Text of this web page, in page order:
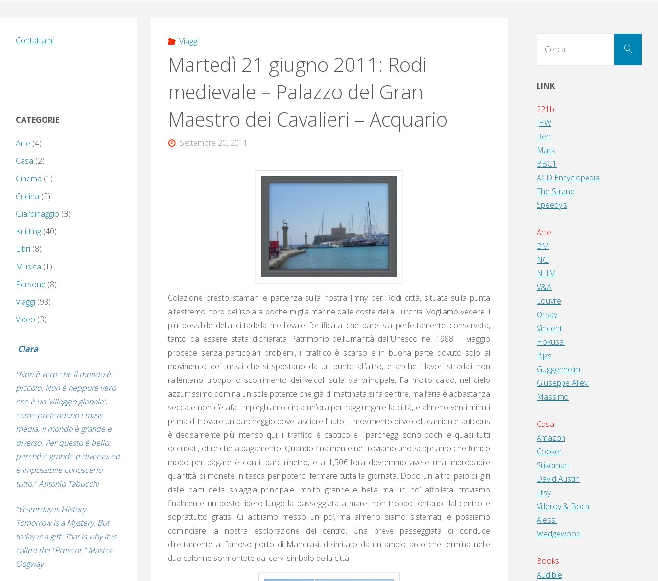
Viaggi
Martedì 21 giugno 2011: Rodi
medievale – Palazzo del Gran
Maestro dei Cavalieri – Acquario
Settembre 20, 2011
Colazione presto stamani e partenza sulla nostra Jimny per Rodi città, situata sulla punta
all’estremo nord dell’isola a poche miglia marine dalle coste della Turchia. Vogliamo vedere il
più possibile della cittadella medievale fortificata che pare sia perfettamente conservata,
tanto da essere stata dichiarata Patrimonio dell’Umanità dall’Unesco nel 1988. Il viaggio
procede senza particolari problemi, il traffico è scarso e in buona parte dovuto solo al
movimento dei turisti che si spostano da un punto all’altro, e anche i lavori stradali non
rallentano troppo lo scorrimento dei veicoli sulla via principale. Fa molto caldo, nel cielo
azzurrissimo domina un sole potente che già di mattinata si fa sentire, ma l’aria è abbastanza
secca e non c’è afa. Impieghiamo circa un’ora per raggiungere la città, e almeno venti minuti
prima di trovare un parcheggio dove lasciare l’auto. Il movimento di veicoli, camion e autobus
è decisamente più intenso qui, il traffico è caotico e i parcheggi sono pochi e quasi tutti
occupati, oltre che a pagamento. Quando finalmente ne troviamo uno scopriamo che l’unico
modo per pagare è con il parchimetro, e a 1,50€ l’ora dovremmo avere una improbabile
quantità di monete in tasca per poterci fermare tutta la giornata. Dopo un altro paio di giri
dalle parti della spiaggia principale, molto grande e bella ma un po’ affollata, troviamo
finalmente un posto libero lungo la passeggiata a mare, non troppo lontano dal centro e
soprattutto gratis. Ci abbiamo messo un po’, ma almeno siamo sistemati, e possiamo
cominciare la nostra esplorazione del centro. Una breve passeggiata ci conduce
direttamente al famoso porto di Mandraki, delimitato da un ampio arco che termina nelle
due colonne sormontate dai cervi simbolo della città.
Contattami
CATEGORIE
Arte (4)
Casa (2)
Cinema (1)
Cucina (3)
Giardinaggio (3)
Knitting (40)
Libri (8)
Musica (1)
Persone (8)
Viaggi (93)
Video (3)
Clara
"Non è vero che il mondo è
piccolo. Non è neppure vero
che è un 'villaggio globale',
come pretendono i mass
media. Il mondo è grande e
diverso. Per questo è bello:
perché è grande e diverso, ed
è impossibile conoscerlo
tutto." Antonio Tabucchi
“Yesterday is History.
Tomorrow is a Mystery. But
today is a gift. That is why it is
called the "Present." Master
Oogway
Cerca
LINK
221b
JHW
Ben
Mark
BBC1
ACD Encyclopedia
The Strand
Speedy's
Arte
BM
NG
NHM
V&A
Louvre
Orsay
Vincent
Hokusai
Rijks
Guggenheim
Giuseppe Allevi
Massimo
Casa
Amazon
Cooker
Silikomart
David Austin
Etsy
Villeroy & Boch
Alessi
Wedgewood
Books
Audible